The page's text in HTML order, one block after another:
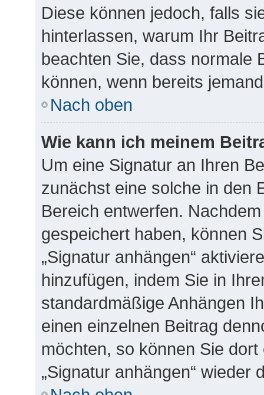
Diese können jedoch, falls
hinterlassen, warum Ihr
beachten Sie, dass normale
können, wenn bereits
Nach oben
Wie kann ich meinem
Um eine Signatur an Ihren
zunächst eine solche in den
Bereich entwerfen.
gespeichert haben, können
„Signatur anhängen“
hinzufügen, indem Sie in
standardmäßige Anhängen
einen einzelnen Beitrag
möchten, so können Sie
„Signatur anhängen“ wieder